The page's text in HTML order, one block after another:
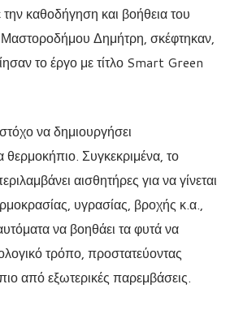
την καθοδήγηση και βοήθεια του
Δημήτρη, σκέφτηκαν,
το έργο με τίτλο Smart Green
να δημιουργήσει
θερμοκήπιο. Συγκεκριμένα, το
αισθητήρες για να γίνεται
υγρασίας, βροχής κ.α.,
να βοηθάει τα φυτά να
τρόπο, προστατεύοντας
από εξωτερικές παρεμβάσεις.